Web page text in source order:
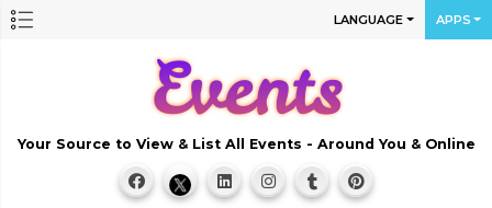
LANGUAGE APPS
Your Source to View & List All Events - Around You & Online